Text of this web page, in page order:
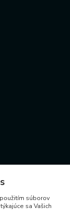
súborov
sa Vašich